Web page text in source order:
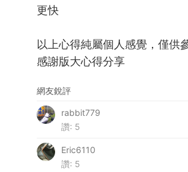
更快
以上心得純屬個人感覺，僅供
感謝版大心得分享
網友銳評
rabbit779
讚: 5
Eric6110
讚: 5